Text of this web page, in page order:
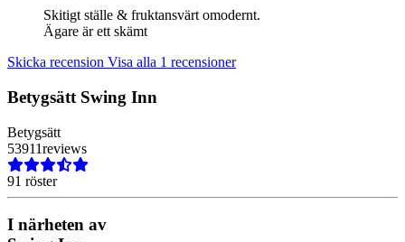
Skitigt ställe & fruktansvärt omodernt.
Ägare är ett skämt
Skicka recension Visa alla 1 recensioner
Betygsätt Swing Inn
Betygsätt
53911reviews
91 röster
I närheten av